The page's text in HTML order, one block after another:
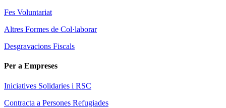
Fes Voluntariat
Altres Formes de Col·laborar
Desgravacions Fiscals
Per a Empreses
Iniciatives Solidaries i RSC
Contracta a Persones Refugiades